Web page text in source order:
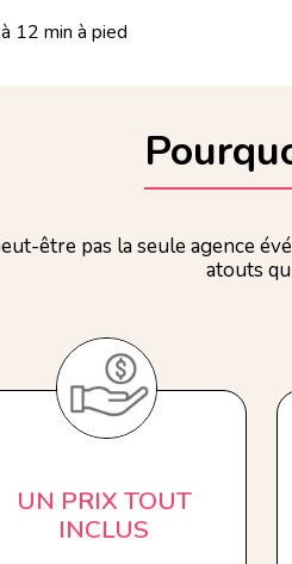
12 min à pied
être pas la seule agence
atouts
UN PRIX TOUT
INCLUS